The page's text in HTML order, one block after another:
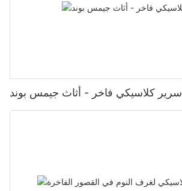
سرير كلاسيكي فاخر - أثاث جيمس بوند